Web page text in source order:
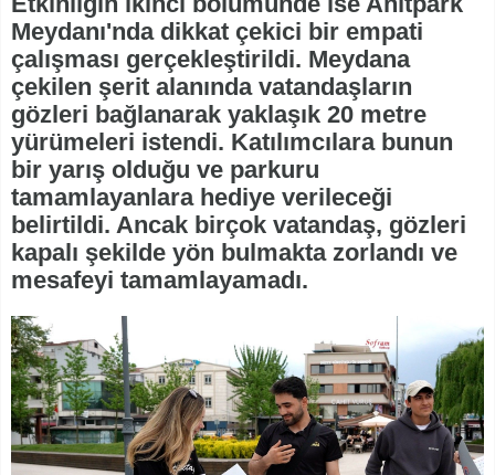
Meydanı'nda dikkat çekici bir empati
çalışması gerçekleştirildi. Meydana
çekilen şerit alanında vatandaşların
gözleri bağlanarak yaklaşık 20 metre
yürümeleri istendi. Katılımcılara bunun
bir yarış olduğu ve parkuru
tamamlayanlara hediye verileceği
belirtildi. Ancak birçok vatandaş, gözleri
kapalı şekilde yön bulmakta zorlandı ve
mesafeyi tamamlayamadı.